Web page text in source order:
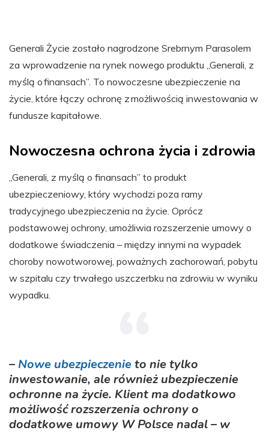
Generali Życie zostało nagrodzone Srebrnym Parasolem
za wprowadzenie na rynek nowego produktu „Generali, z
myślą o finansach”. To nowoczesne ubezpieczenie na
życie, które łączy ochronę z możliwością inwestowania w
fundusze kapitałowe.
Nowoczesna ochrona życia i zdrowia
„Generali, z myślą o finansach” to produkt
ubezpieczeniowy, który wychodzi poza ramy
tradycyjnego ubezpieczenia na życie. Oprócz
podstawowej ochrony, umożliwia rozszerzenie umowy o
dodatkowe świadczenia – między innymi na wypadek
choroby nowotworowej, poważnych zachorowań, pobytu
w szpitalu czy trwałego uszczerbku na zdrowiu w wyniku
wypadku.
– Nowe ubezpieczenieto nie tylko
inwestowanie, ale również ubezpieczenie
ochronne na życie. Klient ma dodatkowo
możliwość rozszerzenia ochrony o
dodatkowe umowy W Polsce nadal – w